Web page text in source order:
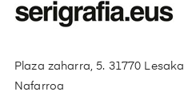
Plaza zaharra, 5. 31770 Lesaka
Nafarroa